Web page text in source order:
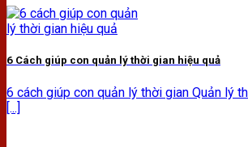
6 Cách giúp con quản lý thời gian hiệu quả
6 cách giúp con quản lý thời gian Quản lý
[...]